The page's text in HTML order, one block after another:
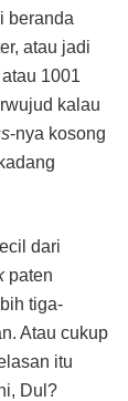
beranda
atau jadi
1001
kalau
-nya kosong
dari
paten
tiga-
Atau cukup
itu
Dul?